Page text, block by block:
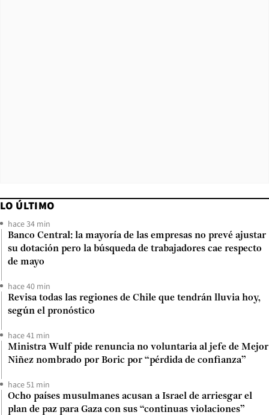
LO ÚLTIMO
hace 34 min
Banco Central: la mayoría de las empresas no prevé ajustar
su dotación pero la búsqueda de trabajadores cae respecto
de mayo
hace 40 min
Revisa todas las regiones de Chile que tendrán lluvia hoy,
según el pronóstico
hace 41 min
Ministra Wulf pide renuncia no voluntaria al jefe de Mejor
Niñez nombrado por Boric por “pérdida de confianza”
hace 51 min
Ocho países musulmanes acusan a Israel de arriesgar el
plan de paz para Gaza con sus “continuas violaciones”